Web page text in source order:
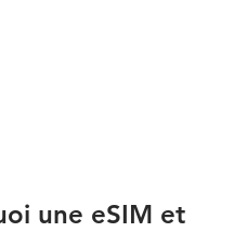
une eSIM et